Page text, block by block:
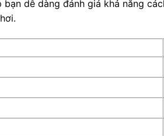
dễ dàng đánh giá khả năng